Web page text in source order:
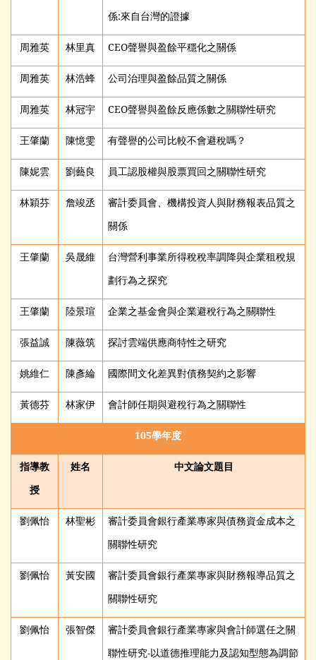
係:來自台灣的證據
周雅英 林里真 CEO聲譽與盈餘平穩化之關係
周雅英 林浩蜂 公司治理與盈餘品質之關係
周雅英 林冠宇 CEO聲譽與盈餘反應係數之關聯性研究
王肇蘭 陳憶雯 有聲譽的公司比較不會避稅嗎？
陳妮雲 劉藝良 員工認股權與股票買回之關聯性研究
林穎芬 詹竣丞
審計委員會、機構投資人與財務報表品質之
關係
王肇蘭 吳晟維
台灣營利事業所得稅稅率調降與企業租稅規
劃行為之探究
王肇蘭 陸景瑄 企業之基金會與企業避稅行為之關聯性
張益誠 陳薇筑 探討雲端供應商特性之研究
姚維仁 陳彥綸 國際間文化差異對債務契約之影響
黃德芬 林家伊 會計師任期與避稅行為之關聯性
105學年度
指導教
授
姓名 中文論文題目
劉佩怡 林聖彬
審計委員會銀行產業專家與債務資金成本之
關聯性研究
劉佩怡 黃安國
審計委員會銀行產業專家與財務報導品質之
關聯性研究
劉佩怡 張智傑
審計委員會銀行產業專家與會計師選任之關
聯性研究-以道德推理能力及認知型態為調節